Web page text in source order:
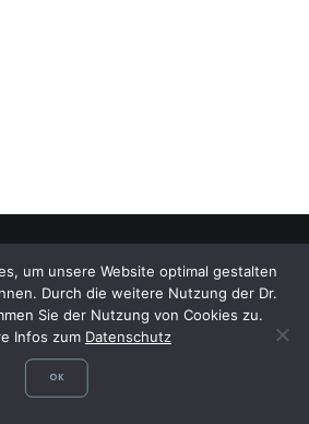
Fachärztin für Allgemeinmedizin, Flugmedizin,
Fliegerärztliche Untersuchungsstelle,
Gelbfieberimpfstelle
um unsere Website optimal gestalten
Durch die weitere Nutzung der Dr.
Sie der Nutzung von Cookies zu.
Infos zum Datenschutz
OK